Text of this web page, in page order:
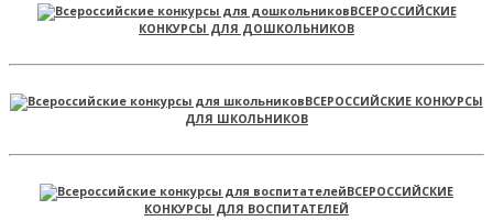
ВСЕРОССИЙСКИЕ
КОНКУРСЫ ДЛЯ ДОШКОЛЬНИКОВ
ВСЕРОССИЙСКИЕ КОНКУРСЫ
ДЛЯ ШКОЛЬНИКОВ
ВСЕРОССИЙСКИЕ
КОНКУРСЫ ДЛЯ ВОСПИТАТЕЛЕЙ